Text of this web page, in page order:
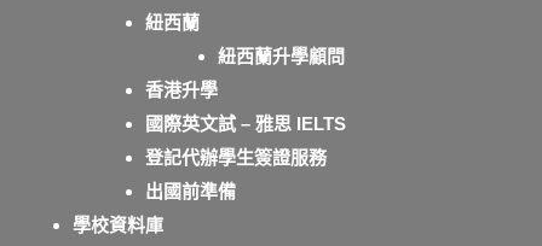
紐西蘭
紐西蘭升學顧問
香港升學
國際英文試 – 雅思 IELTS
登記代辦學生簽證服務
出國前準備
學校資料庫